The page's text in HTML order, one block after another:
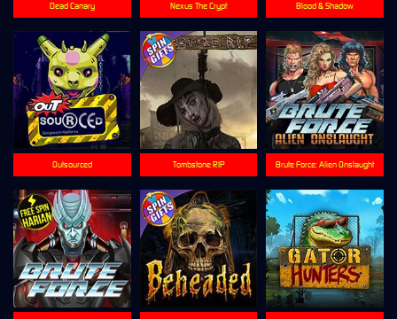
Blood & Shadow
Outsourced Brute Force: Alien Onslaught
Nexus The Crypt
Tombstone RIP
Dead Canary